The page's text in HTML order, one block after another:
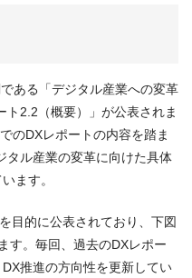
ある「デジタル産業への変革
ト2.2（概要）」が公表されま
のDXレポートの内容を踏ま
タル産業の変革に向けた具体
ます。
目的に公表されており、下図
す。毎回、過去のDXレポー
推進の方向性を更新してい